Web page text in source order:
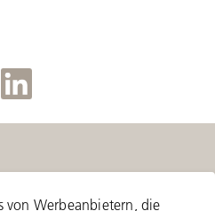
von Werbeanbietern, die